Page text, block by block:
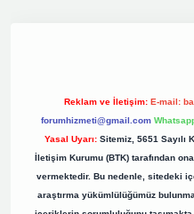
Reklam ve İletişim: E-mail:
forumhizmeti@gmail.com
Yasal Uyarı: Sitemiz, 5651 Sayılı
İletişim Kurumu (BTK) tarafından
vermektedir. Bu nedenle, sitedeki
araştırma yükümlülüğümüz